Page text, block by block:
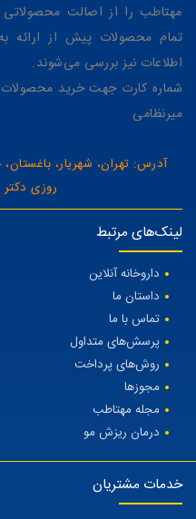
مهتاطب را از اصالت محصولاتی
تمام محصولات پیش از
اطلاعات نیز بررسی می‌شوند.
میرنظامی
آدرس: تهران، شهریار،
روزی دکتر
لینک‌های مرتبط
داروخانه آنلاین
داستان ما
تماس با ما
پرسش‌های متداول
روش‌های پرداخت
مجوزها
مجله مهتاطب
درمان ریزش مو
خدمات مشتریان